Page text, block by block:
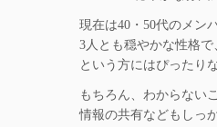
現在は40・50代のメン
3人とも穏やかな性格
という方にはぴったり
もちろん、わからない
情報の共有などもしっ